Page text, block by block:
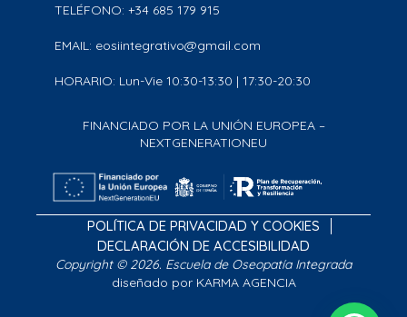
TELÉFONO: +34 685 179 915
EMAIL: eosiintegrativo@gmail.com
HORARIO: Lun-Vie 10:30-13:30 | 17:30-20:30
FINANCIADO POR LA UNIÓN EUROPEA –
NEXTGENERATIONEU
POLÍTICA DE PRIVACIDAD Y COOKIES
DECLARACIÓN DE ACCESIBILIDAD
Copyright © 2026. Escuela de Oseopatía Integrada
diseñado por KARMA AGENCIA